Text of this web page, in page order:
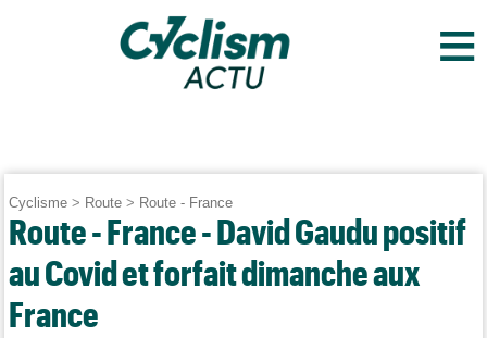
≡
Cyclisme > Route > Route - France
Route - France - David Gaudu positif
au Covid et forfait dimanche aux
France